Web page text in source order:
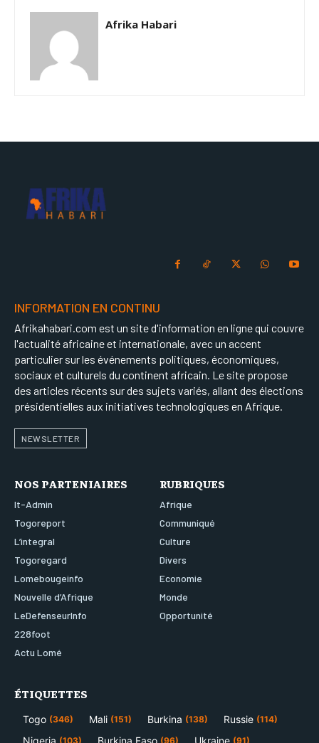
Afrika Habari
INFORMATION EN CONTINU
Afrikahabari.com est un site d'information en ligne qui couvre
l'actualité africaine et internationale, avec un accent
particulier sur les événements politiques, économiques,
sociaux et culturels du continent africain. Le site propose
des articles récents sur des sujets variés, allant des élections
présidentielles aux initiatives technologiques en Afrique.
NEWSLETTER
NOS PARTENIAIRES
It-Admin
Togoreport
L’integral
Togoregard
Lomebougeinfo
Nouvelle d’Afrique
LeDefenseurInfo
228foot
Actu Lomé
RUBRIQUES
Afrique
Communiqué
Culture
Divers
Economie
Monde
Opportunité
ÉTIQUETTES
Togo (346) Mali (151) Burkina (138) Russie (114)
(103) (96) (91)